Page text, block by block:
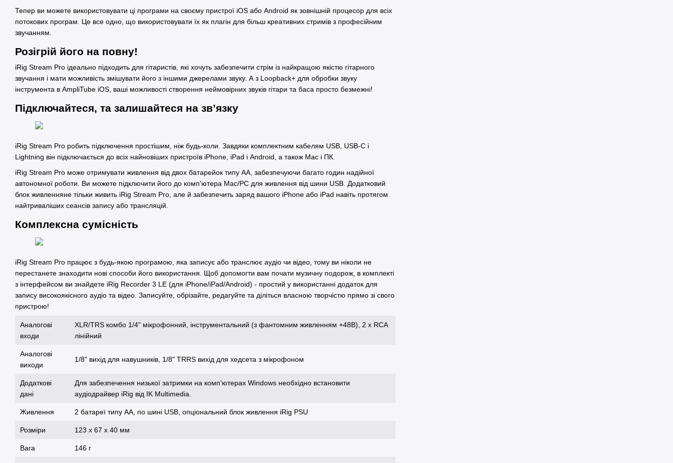
Тепер ви можете використовувати ці програми на своєму пристрої iOS або Android як зовнішній процесор для всіх
потокових програм. Це все одно, що використовувати їх як плагін для більш креативних стримів з професійним
звучанням.
Розігрій його на повну!
iRig Stream Pro ідеально підходить для гітаристів, які хочуть забезпечити стрім із найкращою якістю гітарного
звучання і мати можливість змішувати його з іншими джерелами звуку. А з Loopback+ для обробки звуку
інструмента в AmpliTube iOS, ваші можливості створення неймовірних звуків гітари та баса просто безмежні!
Підключайтеся, та залишайтеся на зв’язку
iRig Stream Pro робить підключення простішим, ніж будь-коли. Завдяки комплектним кабелям USB, USB-C і
Lightning він підключається до всіх найновіших пристроїв iPhone, iPad і Android, а також Mac і ПК.
iRig Stream Pro може отримувати живлення від двох батарейок типу АА, забезпечуючи багато годин надійної
автономної роботи. Ви можете підключити його до комп'ютера Mac/PC для живлення від шини USB. Додатковий
блок живленняне тільки живить iRig Stream Pro, але й забезпечить заряд вашого iPhone або iPad навіть протягом
найтриваліших сеансів запису або трансляцій.
Комплексна сумісність
iRig Stream Pro працює з будь-якою програмою, яка записує або транслює аудіо чи відео, тому ви ніколи не
перестанете знаходити нові способи його використання. Щоб допомогти вам почати музичну подорож, в комплекті
з інтерфейсом ви знайдете iRig Recorder 3 LE (для iPhone/iPad/Android) - простий у використанні додаток для
запису високоякісного аудіо та відео. Записуйте, обрізайте, редагуйте та діліться власною творчістю прямо зі свого
пристрою!
Аналогові
входи
XLR/TRS комбо 1/4" мікрофонний, інструментальний (з фантомним живленням +48В), 2 х RCA
лінійний
Аналогові
виходи
1/8" вихід для навушників, 1/8" TRRS вихід для хедсета з мікрофоном
Додаткові
дані
Для забезпечення низької затримки на комп'ютерах Windows необхідно встановити
аудіодрайвер iRig від IK Multimedia.
Живлення 2 батареї типу АА, по шині USB, опціональний блок живлення iRig PSU
Розміри 123 x 67 x 40 мм
Вага 146 г